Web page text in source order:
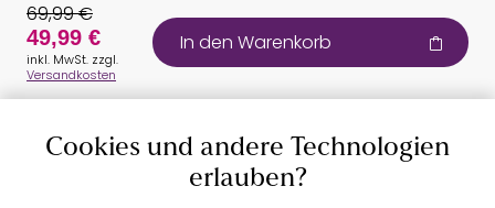
Auszeichnungen
69,99 €
49,99 €
inkl. MwSt. zzgl.
Versandkosten
In den Warenkorb
Cookies und andere Technologien
erlauben?